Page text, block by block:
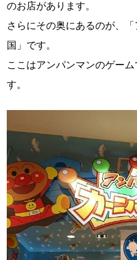
のお店があります。
さらにその奥にあるのが、
国」です。
ここはアンパンマンのゲー
す。